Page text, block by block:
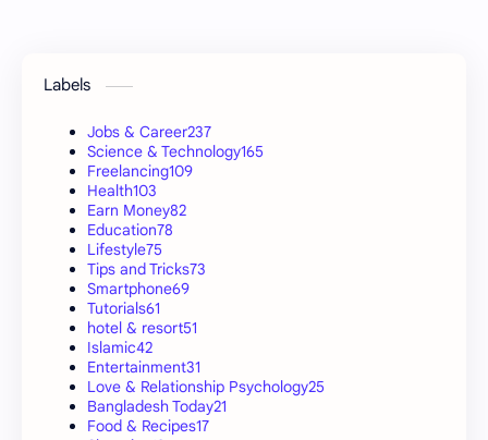
Labels
Jobs & Career237
Science & Technology165
Freelancing109
Health103
Earn Money82
Education78
Lifestyle75
Tips and Tricks73
Smartphone69
Tutorials61
hotel & resort51
Islamic42
Entertainment31
Love & Relationship Psychology25
Bangladesh Today21
Food & Recipes17